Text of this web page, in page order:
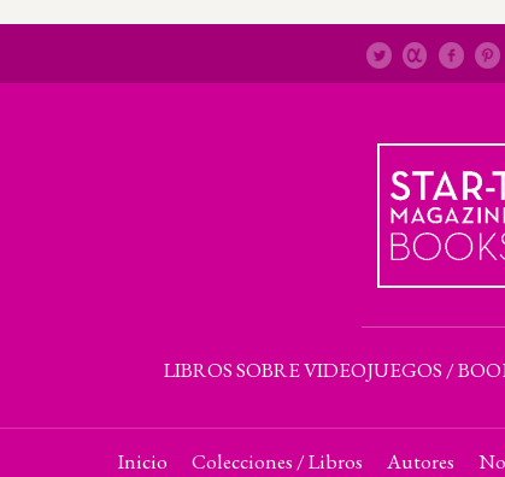
LIBROS SOBRE VIDEOJUEGOS /
Inicio Colecciones / Libros Autores